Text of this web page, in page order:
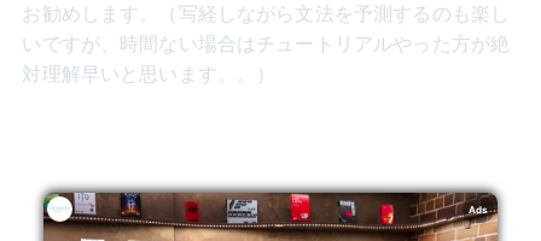
お勧めします。（写経しながら文法を予測するのも楽し
いですが、時間ない場合はチュートリアルやった方が絶
対理解早いと思います。。）
Ads